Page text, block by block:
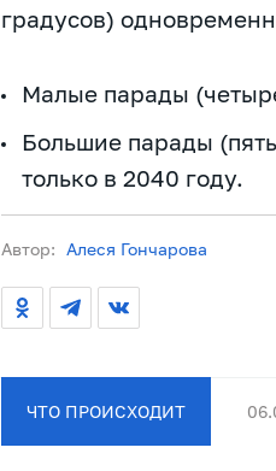
градусов)
Малые парады
Большие парады
только в 2040 году.
Автор: Алеся Гончарова
ЧТО ПРОИСХОДИТ